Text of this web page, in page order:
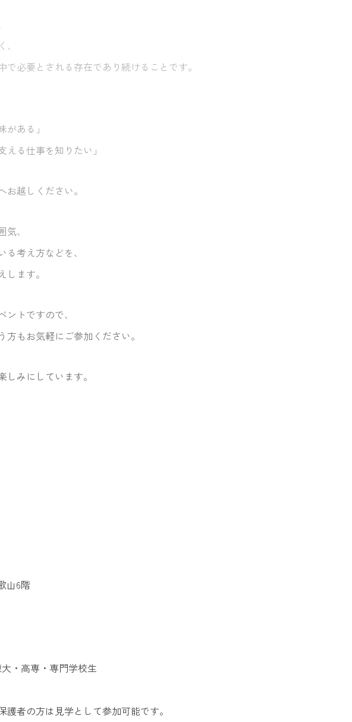
で必要とされる存在であり続けることです。
がある」
える仕事を知りたい」
越しください。
、
考え方などを、
ます。
トですので、
もお気軽にご参加ください。
みにしています。
山6階
・高専・専門学校生
者の方は見学として参加可能です。